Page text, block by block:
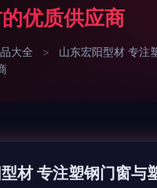
优质供应商
大全 >
山东宏阳型材 专注
材 专注塑钢门窗与